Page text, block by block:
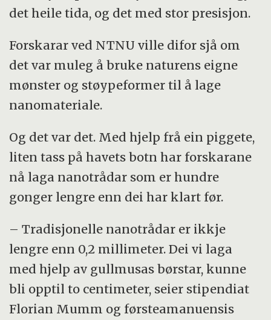
det heile tida, og det med stor presisjon.
Forskarar ved NTNU ville difor sjå om
det var muleg å bruke naturens eigne
mønster og støypeformer til å lage
nanomateriale.
Og det var det. Med hjelp frå ein piggete,
liten tass på havets botn har forskarane
nå laga nanotrådar som er hundre
gonger lengre enn dei har klart før.
– Tradisjonelle nanotrådar er ikkje
lengre enn 0,2 millimeter. Dei vi laga
med hjelp av gullmusas børstar, kunne
bli opptil to centimeter, seier stipendiat
Florian Mumm og førsteamanuensis